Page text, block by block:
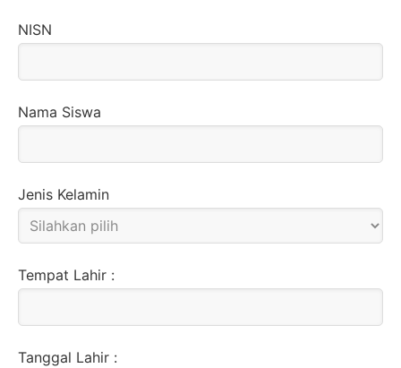
NISN
Nama Siswa
Jenis Kelamin
Tempat Lahir :
Tanggal Lahir :